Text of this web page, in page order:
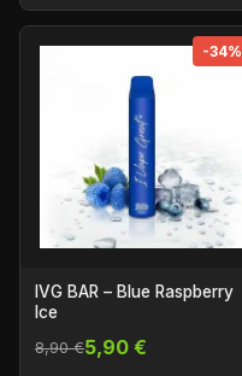
-34%
IVG BAR – Blue Raspberry
Ice
8,90 €5,90 €